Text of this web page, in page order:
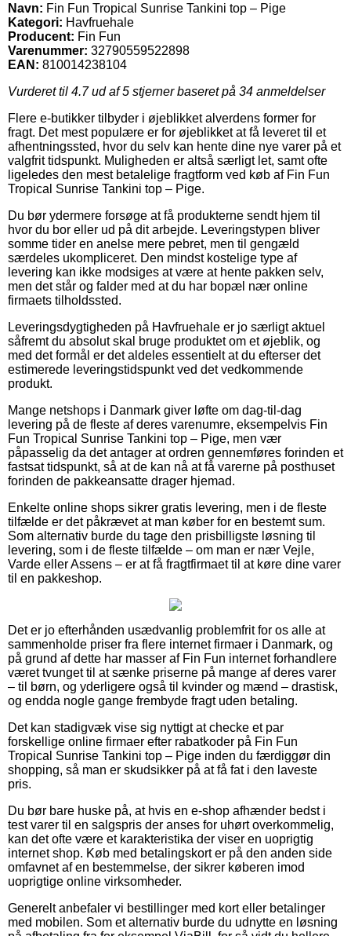
Navn: Fin Fun Tropical Sunrise Tankini top – Pige
Kategori: Havfruehale
Producent: Fin Fun
Varenummer: 32790559522898
EAN: 810014238104
Vurderet til 4.7ud af 5 stjerner baseret på 34 anmeldelser
Flere e-butikker tilbyder i øjeblikket alverdens former for
fragt. Det mest populære er for øjeblikket at få leveret til et
afhentningssted, hvor du selv kan hente dine nye varer på et
valgfrit tidspunkt. Muligheden er altså særligt let, samt ofte
ligeledes den mest betalelige fragtform ved køb af Fin Fun
Tropical Sunrise Tankini top – Pige.
Du bør ydermere forsøge at få produkterne sendt hjem til
hvor du bor eller ud på dit arbejde. Leveringstypen bliver
somme tider en anelse mere pebret, men til gengæld
særdeles ukompliceret. Den mindst kostelige type af
levering kan ikke modsiges at være at hente pakken selv,
men det står og falder med at du har bopæl nær online
firmaets tilholdssted.
Leveringsdygtigheden på Havfruehale er jo særligt aktuel
såfremt du absolut skal bruge produktet om et øjeblik, og
med det formål er det aldeles essentielt at du efterser det
estimerede leveringstidspunkt ved det vedkommende
produkt.
Mange netshops i Danmark giver løfte om dag-til-dag
levering på de fleste af deres varenumre, eksempelvis Fin
Fun Tropical Sunrise Tankini top – Pige, men vær
påpasselig da det antager at ordren gennemføres forinden et
fastsat tidspunkt, så at de kan nå at få varerne på posthuset
forinden de pakkeansatte drager hjemad.
Enkelte online shops sikrer gratis levering, men i de fleste
tilfælde er det påkrævet at man køber for en bestemt sum.
Som alternativ burde du tage den prisbilligste løsning til
levering, som i de fleste tilfælde – om man er nær Vejle,
Varde eller Assens – er at få fragtfirmaet til at køre dine varer
til en pakkeshop.
Det er jo efterhånden usædvanlig problemfrit for os alle at
sammenholde priser fra flere internet firmaer i Danmark, og
på grund af dette har masser af Fin Fun internet forhandlere
været tvunget til at sænke priserne på mange af deres varer
– til børn, og yderligere også til kvinder og mænd – drastisk,
og endda nogle gange frembyde fragt uden betaling.
Det kan stadigvæk vise sig nyttigt at checke et par
forskellige online firmaer efter rabatkoder på Fin Fun
Tropical Sunrise Tankini top – Pige inden du færdiggør din
shopping, så man er skudsikker på at få fat i den laveste
pris.
Du bør bare huske på, at hvis en e-shop afhænder bedst i
test varer til en salgspris der anses for uhørt overkommelig,
kan det ofte være et karakteristika der viser en uoprigtig
internet shop. Køb med betalingskort er på den anden side
omfavnet af en bestemmelse, der sikrer køberen imod
uoprigtige online virksomheder.
Generelt anbefaler vi bestillinger med kort eller betalinger
med mobilen. Som et alternativ burde du udnytte en løsning